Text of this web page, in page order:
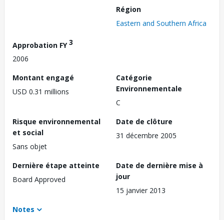
Région
Eastern and Southern Africa
Approbation FY3
2006
Montant engagé
USD 0.31 millions
Catégorie
Environnementale
C
Risque environnemental
et social
Sans objet
Date de clôture
31 décembre 2005
Dernière étape atteinte
Board Approved
Date de dernière mise à
jour
15 janvier 2013
Notes